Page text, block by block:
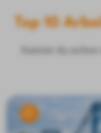
Top 10